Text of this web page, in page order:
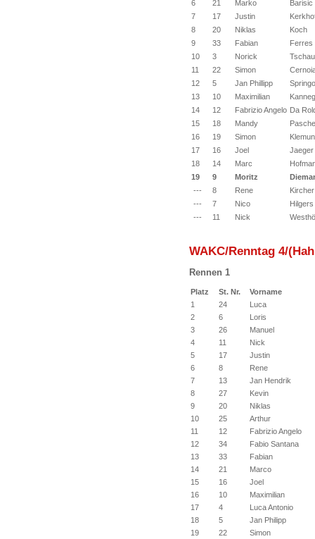
6
21 Marko
Barisic
7
17 Justin
8
20 Niklas
Koch
9
33 Fabian
Ferres
10
3 Norick
11
22 Simon
12
5 Jan Phillipp
13
10 Maximilian
14
12 Fabrizio Angelo Da
15
18 Mandy
16
19 Simon
17
16 Joel
Jaeger
18
14 Marc
19
9 Moritz
---
8 Rene
Kircher
---
7 Nico
Hilgers
---
11 Nick
WAKC/Renntag 4/
Rennen 1
Platz St. Nr.
Vorname
1
24
Luca
2
6
Loris
3
26
Manuel
4
11
Nick
5
17
Justin
6
8
Rene
7
13
Jan Hendrik
8
27
Kevin
9
20
Niklas
10
25
Arthur
11
12
Fabrizio Angelo
12
34
Fabio Santana
13
33
Fabian
14
21
Marco
15
16
Joel
16
10
Maximilian
17
4
Luca Antonio
18
5
Jan Philipp
19
22 Simon